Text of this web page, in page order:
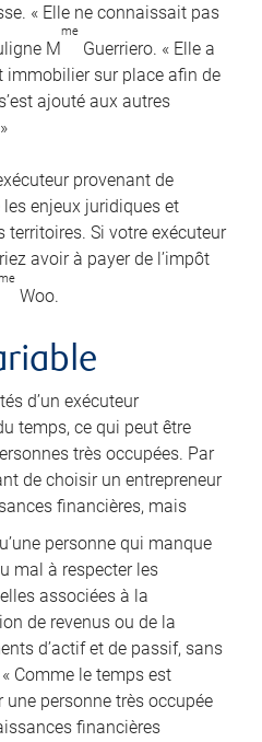
« Elle ne connaissait pas
M
me
Guerriero. « Elle a
immobilier sur place afin de
ajouté aux autres
provenant de
les enjeux juridiques et
territoires. Si votre exécuteur
avoir à payer de l’impôt
Woo.
d’un exécuteur
temps, ce qui peut être
très occupées. Par
de choisir un entrepreneur
financières, mais
personne qui manque
mal à respecter les
associées à la
de revenus ou de la
d’actif et de passif, sans
Comme le temps est
une personne très occupée
financières